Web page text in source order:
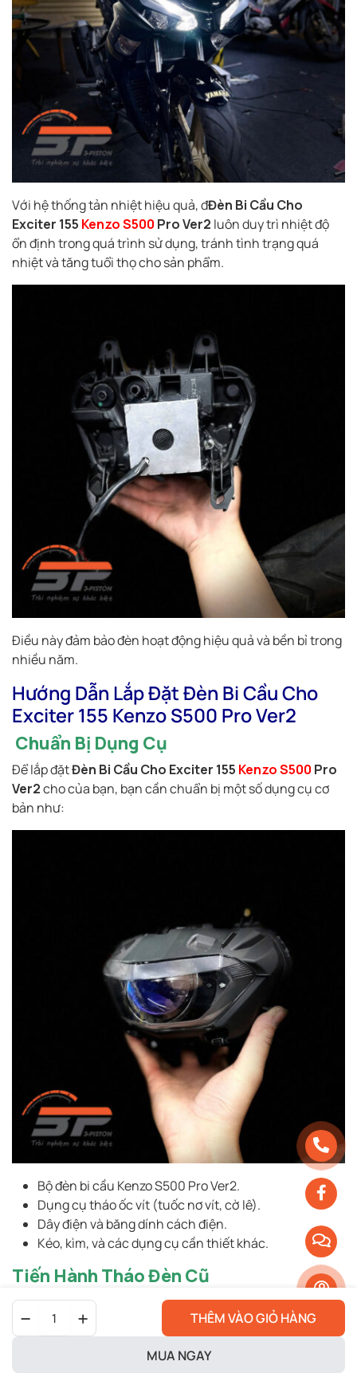
Cầu
THÊM VÀO GIỎ HÀNG
MUA NGAY
Với hệ thống tản nhiệt hiệu quả, đĐèn Bi Cầu Cho
Exciter 155 Kenzo S500 Pro Ver2 luôn duy trì nhiệt độ
ổn định trong quá trình sử dụng, tránh tình trạng quá
nhiệt và tăng tuổi thọ cho sản phẩm.
Điều này đảm bảo đèn hoạt động hiệu quả và bền bỉ trong
nhiều năm.
Hướng Dẫn Lắp Đặt Đèn Bi Cầu Cho
Exciter 155 Kenzo S500 Pro Ver2
Chuẩn Bị Dụng Cụ
Để lắp đặtĐèn Bi Cầu Cho Exciter 155 Kenzo S500 Pro
Ver2cho của bạn, bạn cần chuẩn bị một số dụng cụ cơ
bản như:
Bộ đèn bi cầu Kenzo S500 Pro Ver2.
Dụng cụ tháo ốc vít (tuốc nơ vít, cờ lê).
Dây điện và băng dính cách điện.
Kéo, kìm, và các dụng cụ cần thiết khác.
Tiến Hành Tháo Đèn Cũ